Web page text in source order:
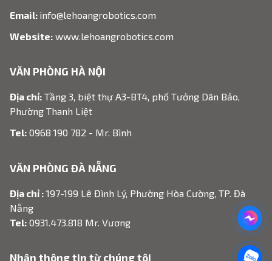
Email: info@lehoangrobotics.com
Website: www.lehoangrobotics.com
VĂN PHÒNG HÀ NỘI
Địa chỉ: Tầng 3, biệt thự A3-BT4, phố Tưởng Dân Bảo,
Phường Thanh Liệt
Tel: 0968 190 782 - Mr. Bình
VĂN PHÒNG ĐÀ NẴNG
Địa chỉ : 197-199 Lê Đình Lý, Phường Hòa Cường, TP. Đà
Nẵng
Tel: 0931.473.818 Mr. Vương
Nhận thông tin từ chúng tôi